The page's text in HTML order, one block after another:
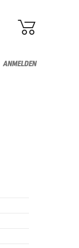
ANMELDEN